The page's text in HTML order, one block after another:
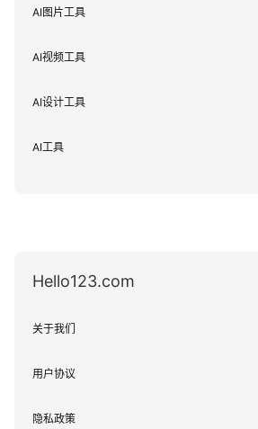
AI图片工具
AI视频工具
AI设计工具
AI工具
Hello123.com
关于我们
用户协议
隐私政策